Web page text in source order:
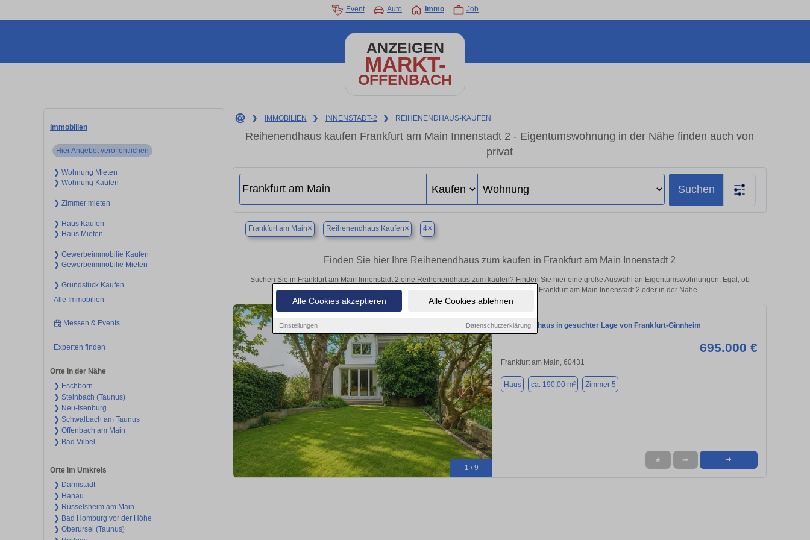
Alle Cookies akzeptieren Alle Cookies ablehnen
Einstellungen Datenschutzerklärung
Event Auto Immo Job
ANZEIGEN
MARKT-
OFFENBACH
Immobilien
Hier Angebot veröffentlichen
❯ Wohnung Mieten
❯ Wohnung Kaufen
❯ Zimmer mieten
❯ Haus Kaufen
❯ Haus Mieten
❯ Gewerbeimmobilie Kaufen
❯ Gewerbeimmobilie Mieten
❯ Grundstück Kaufen
Alle Immobilien
Messen & Events
Experten finden
Orte in der Nähe
❯ Eschborn
❯ Steinbach (Taunus)
❯ Neu-Isenburg
❯ Schwalbach am Taunus
❯ Offenbach am Main
❯ Bad Vilbel
Orte im Umkreis
❯ Darmstadt
❯ Hanau
❯ Rüsselsheim am Main
❯ Bad Homburg vor der Höhe
❯ Oberursel (Taunus)
❯ IMMOBILIEN ❯ INNENSTADT-2 ❯ REIHENENDHAUS-KAUFEN
Reihenendhaus kaufen Frankfurt am Main Innenstadt 2 - Eigentumswohnung in der Nähe finden auch von
privat
Suchen
Frankfurt am Main× Reihenendhaus Kaufen× 4×
Finden Sie hier Ihre Reihenendhaus zum kaufen in Frankfurt am Main Innenstadt 2
Suchen Sie in Frankfurt am Main Innenstadt 2 eine Reihenendhaus zum kaufen? Finden Sie hier eine große Auswahl an Eigentumswohnungen. Egal, ob
als Kapitalanlage oder zur Vermietung – hier finden Sie Ihre Immobilie in Frankfurt am Main Innenstadt 2 oder in der Nähe.
1 / 9
Reiheneckhaus in gesuchter Lage von Frankfurt-Ginnheim
695.000 €
Frankfurt am Main, 60431
Haus ca. 190,00 m² Zimmer 5
★ ➦ ➜